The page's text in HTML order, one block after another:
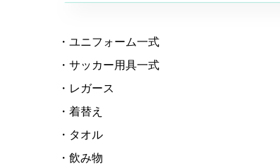
・ユニフォーム一式
・サッカー用具一式
・レガース
・着替え
・タオル
・飲み物